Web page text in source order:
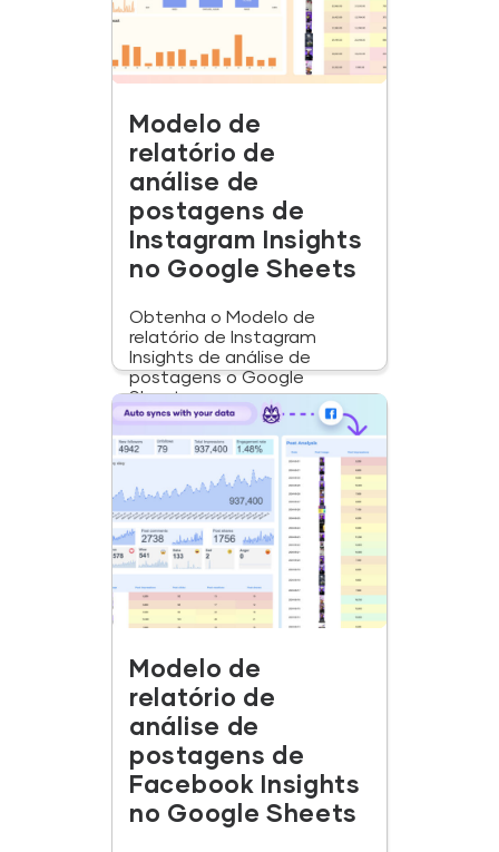
Modelo de
relatório de
análise de
postagens de
Instagram Insights
no Google Sheets
Obtenha o Modelo de
relatório de Instagram
Insights de análise de
postagens o Google
Sheets...
Modelo de
relatório de
análise de
postagens de
Facebook Insights
no Google Sheets